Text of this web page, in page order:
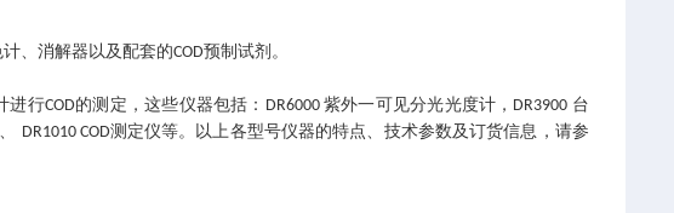
计、消解器以及配套的COD预制试剂。
进行COD的测定，这些仪器包括： DR6000 紫外一可见分光光度计， DR3900 台
DR1010 COD测定仪等。以上各型号仪器的特点、技术参数及订货信息，请参